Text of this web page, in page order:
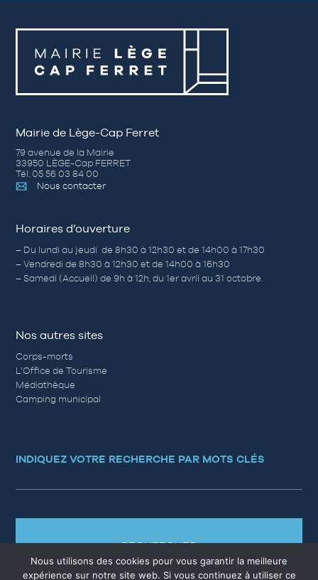
Mairie de Lège-Cap Ferret
79 avenue de la Mairie
33950 LÈGE-Cap FERRET
Tél. 05 56 03 84 00
Nous contacter
Horaires d’ouverture
– Du lundi au jeudi de 8h30 à 12h30 et de 14h00 à 17h30
– Vendredi de 8h30 à 12h30 et de 14h00 à 16h30
– Samedi (Accueil) de 9h à 12h, du 1er avril au 31 octobre.
Nos autres sites
Corps-morts
L’Office de Tourisme
Médiathèque
Camping municipal
INDIQUEZ VOTRE RECHERCHE PAR MOTS CLÉS
RECHERCHER
Nous utilisons des cookies pour vous garantir la meilleure
expérience sur notre site web. Si vous continuez à utiliser ce